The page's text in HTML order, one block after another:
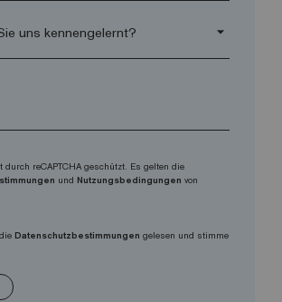
arrow_drop_down
durch reCAPTCHA geschützt. Es gelten die
und Nutzungsbedingungen von
Datenschutzbestimmungen gelesen und stimme